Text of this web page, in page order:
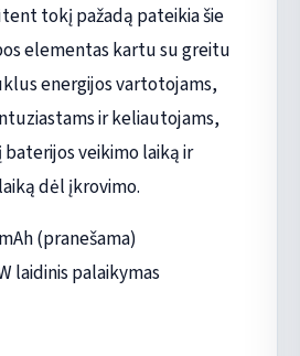
tokį pažadą pateikia šie
elementas kartu su greitu
energijos vartotojams,
ir keliautojams,
veikimo laiką ir
dėl įkrovimo.
(pranešama)
laidinis palaikymas